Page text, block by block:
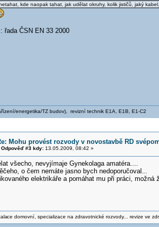
kde naopak tahat, jak udělat okruhy, kolik jističů, jaký
řada ČSN EN 33 2000
energetika/TZ budov), revizní technik E1A, E1B, E1-C2
Mohu provést rozvody v novostavbě RD
Odpověď #3 kdy: 13.05.2009, 08:42 »
všecho, nevyjímaje Gynekolaga amatéra....
o čem nemáte jasno bych nedoporučoval...
o elektrikáře a pomáhat mu při práci, možná
ce domovní, specializace na zdravotnické rozvody... revize ve